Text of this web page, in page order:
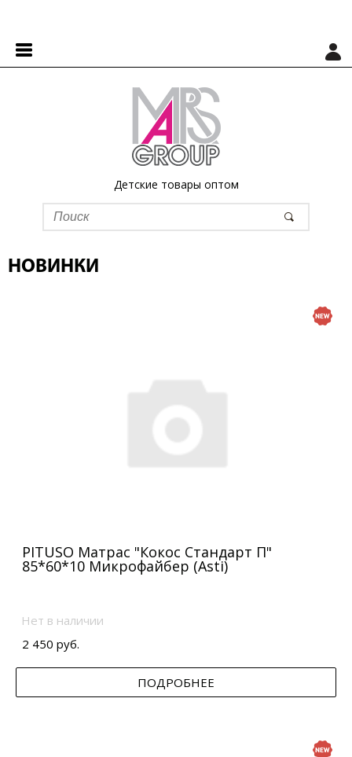
Детские товары оптом
НОВИНКИ
PITUSO Матрас "Кокос Стандарт П"
85*60*10 Микрофайбер (Asti)
Нет в наличии
2 450 руб.
ПОДРОБНЕЕ